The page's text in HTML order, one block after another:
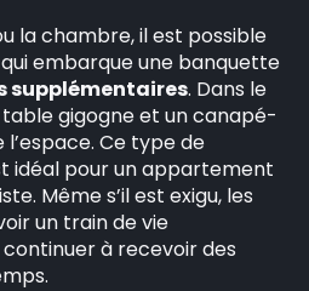
la chambre, il est possible
embarque une banquette
supplémentaires. Dans le
table gigogne et un canapé-
Ce type de
idéal pour un appartement
Même s’il est exigu, les
un train de vie
à recevoir des